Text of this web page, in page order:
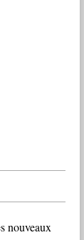
nouveaux